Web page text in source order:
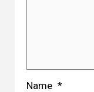
Name *